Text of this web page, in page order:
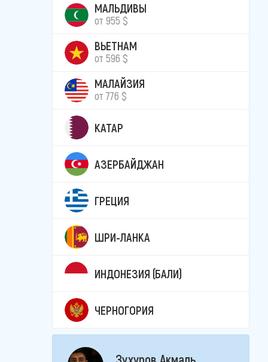
МАЛЬДИВЫ
от 955 $
ВЬЕТНАМ
от 596 $
МАЛАЙЗИЯ
от 776 $
КАТАР
АЗЕРБАЙДЖАН
ГРЕЦИЯ
ШРИ-ЛАНКА
ИНДОНЕЗИЯ (БАЛИ)
ЧЕРНОГОРИЯ